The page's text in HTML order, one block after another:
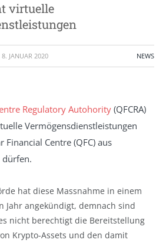
virtuelle
8. JANUAR 2020 NEWS
Regulatory Autohority (QFCRA)
Vermögensdienstleistungen
Centre (QFC) aus
hat diese Massnahme in einem
Jahr angekündigt, demnach sind
nicht berechtigt die Bereitstellung
Krypto-Assets und den damit